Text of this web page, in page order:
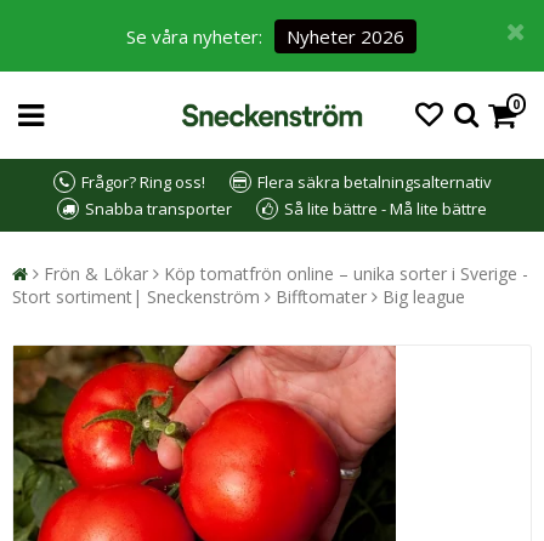
Se våra nyheter: Nyheter 2026
0
Frågor? Ring oss!
Flera säkra betalningsalternativ
Snabba transporter
Så lite bättre - Må lite bättre
Frön & Lökar
Köp tomatfrön online – unika sorter i Sverige -
Stort sortiment| Sneckenström
Bifftomater Big league